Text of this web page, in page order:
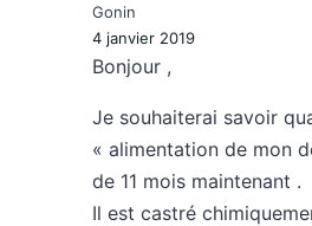
Gonin
4 janvier 2019
Bonjour ,
Je souhaiterai savoir
« alimentation de mon
de 11 mois maintenant .
Il est castré